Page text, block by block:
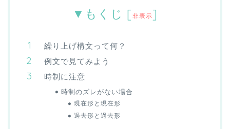
▼もくじ [ 非表示]
繰り上げ構文って何？
例文で見てみよう
時制に注意
時制のズレがない場合
現在形と現在形
過去形と過去形